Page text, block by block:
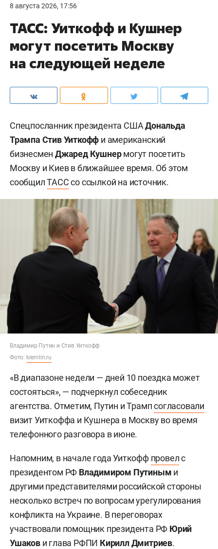
8 августа 2026, 17:56
ТАСС: Уиткофф и Кушнер
могут посетить Москву
на следующей неделе
Спецпосланник президента СШАДональда
Трампа Стив Уиткофф и американский
бизнесменДжаред Кушнермогут посетить
Москву и Киев в ближайшее время. Об этом
сообщилТАССсо ссылкой на источник.
Владимир Путин и Стив Уиткофф
Фото: kremlin.ru
«В диапазоне недели — дней 10 поездка может
состояться», — подчеркнул собеседник
агентства. Отметим, Путин и Трампсогласовали
визит Уиткоффа и Кушнера в Москву во время
телефонного разговора в июне.
Напомним, в начале года Уиткофф провелс
президентом РФ Владимиром Путиным и
другими представителями российской стороны
несколько встреч по вопросам урегулирования
конфликта на Украине. В переговорах
участвовали помощник президента РФ Юрий
Ушакови глава РФПИ Кирилл Дмитриев.